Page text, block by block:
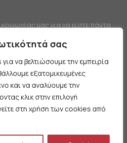
σας
να βελτιώσουμε την εμπειρία
εξατομικευμένες
και να αναλύουμε την
κλικ στην επιλογή
στη χρήση των cookies από
μας για να είστε πάντα
Εγγραφή